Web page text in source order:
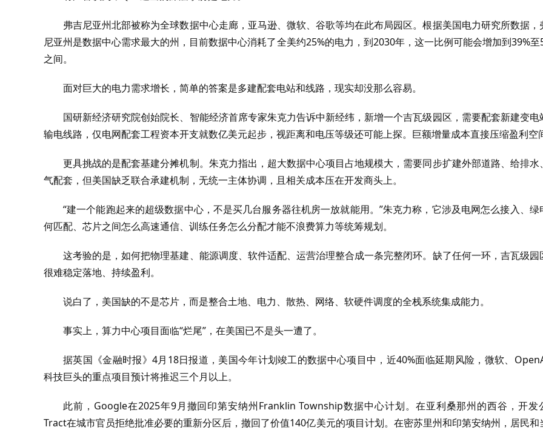
弗吉尼亚州北部被称为全球数据中心走廊，亚马逊、微软、谷歌等均在此布局园区。根据美国电力研究所数据，
尼亚州是数据中心需求最大的州，目前数据中心消耗了全美约25%的电力，到2030年，这一比例可能会增加到39%至
之间。
面对巨大的电力需求增长，简单的答案是多建配套电站和线路，现实却没那么容易。
国研新经济研究院创始院长、智能经济首席专家朱克力告诉中新经纬，新增一个吉瓦级园区，需要配套新建变电
输电线路，仅电网配套工程资本开支就数亿美元起步，视距离和电压等级还可能上探。巨额增量成本直接压缩盈利空
更具挑战的是配套基建分摊机制。朱克力指出，超大数据中心项目占地规模大，需要同步扩建外部道路、给排水
气配套，但美国缺乏联合承建机制，无统一主体协调，且相关成本压在开发商头上。
“建一个能跑起来的超级数据中心，不是买几台服务器往机房一放就能用。”朱克力称，它涉及电网怎么接入、绿
何匹配、芯片之间怎么高速通信、训练任务怎么分配才能不浪费算力等统筹规划。
这考验的是，如何把物理基建、能源调度、软件适配、运营治理整合成一条完整闭环。缺了任何一环，吉瓦级园
很难稳定落地、持续盈利。
说白了，美国缺的不是芯片，而是整合土地、电力、散热、网络、软硬件调度的全栈系统集成能力。
事实上，算力中心项目面临“烂尾”，在美国已不是头一遭了。
据英国《金融时报》4月18日报道，美国今年计划竣工的数据中心项目中，近40%面临延期风险，微软、
科技巨头的重点项目预计将推迟三个月以上。
此前，Google在2025年9月撤回印第安纳州Franklin Township数据中心计划。在亚利桑那州的西谷，开发
Tract在城市官员拒绝批准必要的重新分区后，撤回了价值140亿美元的项目计划。在密苏里州和印第安纳州，居民和